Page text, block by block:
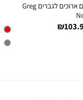
חולצה מכופתרת עם שרוולים ארוכים לגברים Greg